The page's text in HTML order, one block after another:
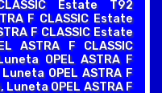
Estate T92
F CLASSIC Estate
F CLASSIC Estate
ASTRA F CLASSIC
OPEL ASTRA F
OPEL ASTRA F
OPEL ASTRA F